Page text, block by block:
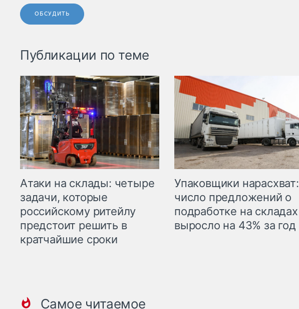
ОБСУДИТЬ
Публикации по теме
Атаки на склады: четыре
задачи, которые
российскому ритейлу
предстоит решить в
кратчайшие сроки
Упаковщики нарасхват:
число предложений о
подработке на складах
выросло на 43% за год
Самое читаемое